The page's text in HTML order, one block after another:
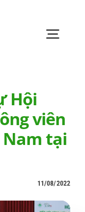
Hội
viên
Nam tại
11/08/2022